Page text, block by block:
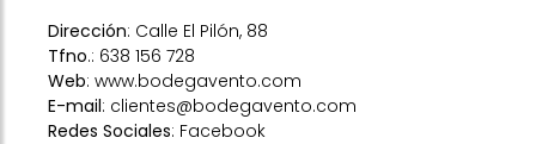
Dirección: Calle El Pilón, 88
Tfno.: 638 156 728
Web: www.bodegavento.com
E-mail: clientes@bodegavento.com
Redes Sociales: Facebook